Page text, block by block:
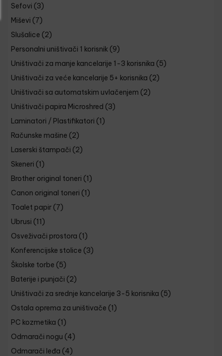
Sefovi (3)
Miševi (7)
Slušalice (2)
Personalni uništivači 1 korisnik (9)
Uništivači za manje kancelarije 1-3 korisnika (5)
Uništivači za veće kancelarije 5+ korisnika (2)
Uništivači sa automatskim uvlačenjem (2)
Uništivači papira Microshred (3)
Laminatori / Plastifikatori (1)
Računske mašine (2)
Laserski štampači (2)
Skeneri (1)
Brother original toneri (1)
Canon original toneri (1)
Toalet papir (7)
Ubrusi (11)
Osveživači prostora (1)
Konferencijske stolice (3)
Školske torbe (5)
Baterije i punjači (2)
Uništivači za srednje kancelarije 3-5 korisnika (5)
Ostala oprema za uništivače (1)
PC kozmetika (1)
Odmarači nogu (4)
Odmarači leđa (4)